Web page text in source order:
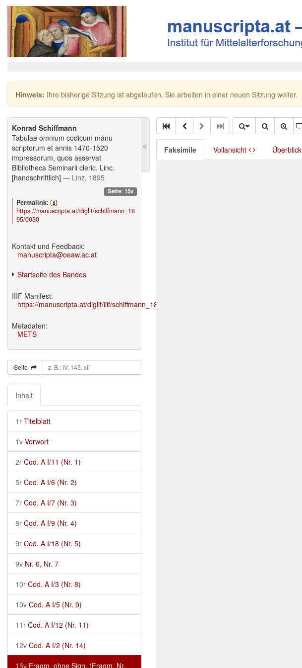
Hinweis: Ihre bisherige Sitzung ist abgelaufen. Sie arbeiten in einer neuen Sitzung weiter.
Konrad Schiffmann
Tabulae omnium codicum manu
scriptorum et annis 1470-1520
impressorum, quos asservat
Bibliotheca Seminarii cleric. Linc.
[handschriftlich] — Linz, 1895
Seite: 15v
Permalink:
https://manuscripta.at/diglit/schiffmann_18
95/0030
Kontakt und Feedback:
manuscripta@oeaw.ac.at
Startseite des Bandes
IIIF Manifest:
https://manuscripta.at/diglit/iiif/schiffmann_1895/manifest.json
Metadaten:
METS
Seite
Inhalt
1r Titelblatt
1v Vorwort
2r Cod. A I/11 (Nr. 1)
5r Cod. A I/6 (Nr. 2)
7r Cod. A I/7 (Nr. 3)
8r Cod. A I/9 (Nr. 4)
9r Cod. A I/18 (Nr. 5)
9v Nr. 6, Nr. 7
10r Cod. A I/3 (Nr. 8)
10v Cod. A I/5 (Nr. 9)
11r Cod. A I/12 (Nr. 11)
12v Cod. A I/2 (Nr. 14)
15v Fragm. ohne Sign. (Fragm. Nr.
Faksimile Vollansicht Überblick